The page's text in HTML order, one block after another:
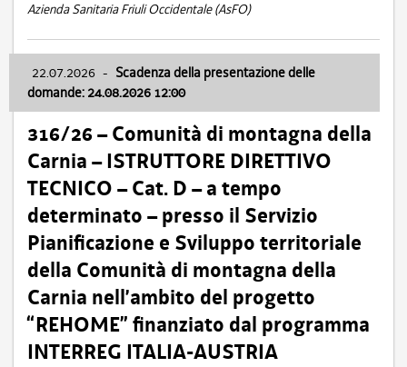
Azienda Sanitaria Friuli Occidentale (AsFO)
22.07.2026 - Scadenza della presentazione delle
domande: 24.08.2026 12:00
316/26 – Comunità di montagna della
Carnia – ISTRUTTORE DIRETTIVO
TECNICO – Cat. D – a tempo
determinato – presso il Servizio
Pianificazione e Sviluppo territoriale
della Comunità di montagna della
Carnia nell’ambito del progetto
“REHOME” finanziato dal programma
INTERREG ITALIA-AUSTRIA